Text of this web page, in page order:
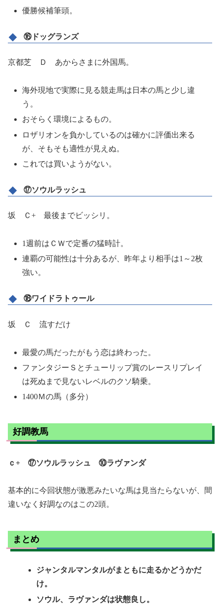
優勝候補筆頭。
⑯ドッグランズ
京都芝 Ｄ あからさまに外国馬。
海外現地で実際に見る競走馬は日本の馬と少し違
う。
おそらく環境によるもの。
ロザリオンを負かしているのは確かに評価出来る
が、そもそも適性が見えぬ。
これでは買いようがない。
⑰ソウルラッシュ
坂 Ｃ+ 最後までビッシリ。
1週前はＣＷで定番の猛時計。
連覇の可能性は十分あるが、昨年より相手は1～2枚
強い。
⑱ワイドラトゥール
坂 Ｃ 流すだけ
最愛の馬だったがもう恋は終わった。
ファンタジーＳとチューリップ賞のレースリプレイ
は死ぬまで見ないレベルのクソ騎乗。
1400Ｍの馬（多分）
好調教馬
ｃ+ ⑰ソウルラッシュ ⑩ラヴァンダ
基本的に今回状態が激悪みたいな馬は見当たらないが、間
違いなく好調なのはこの2頭。
まとめ
ジャンタルマンタルがまともに走るかどうかだ
け。
ソウル、ラヴァンダは状態良し。